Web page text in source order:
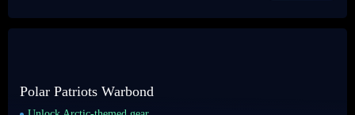
Polar Patriots Warbond